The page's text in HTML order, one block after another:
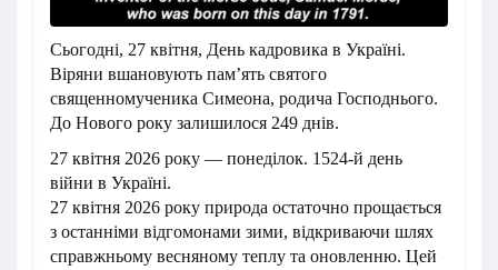
Сьогодні, 27 квітня, День кадровика в Україні.
Віряни вшановують пам’ять святого
священномученика Симеона, родича Господнього.
До Нового року залишилося 249 днів.
27 квітня 2026 року — понеділок. 1524-й день
війни в Україні.
27 квітня 2026 року природа остаточно прощається
з останніми відгомонами зими, відкриваючи шлях
справжньому весняному теплу та оновленню. Цей